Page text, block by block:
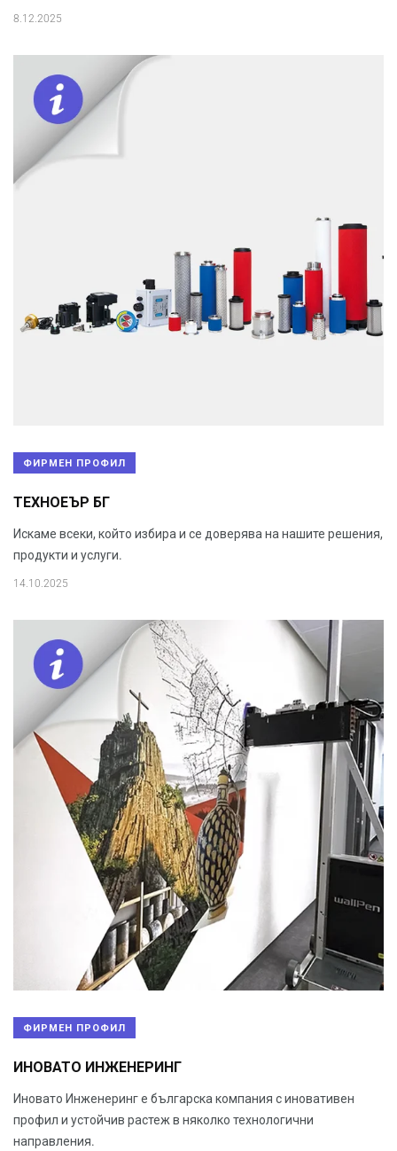
8.12.2025
ФИРМЕН ПРОФИЛ
ТЕХНОЕЪР БГ
Искаме всеки, който избира и се доверява на нашите решения,
продукти и услуги.
14.10.2025
ФИРМЕН ПРОФИЛ
ИНОВАТО ИНЖЕНЕРИНГ
Иновато Инженеринг е българска компания с иновативен
профил и устойчив растеж в няколко технологични
направления.